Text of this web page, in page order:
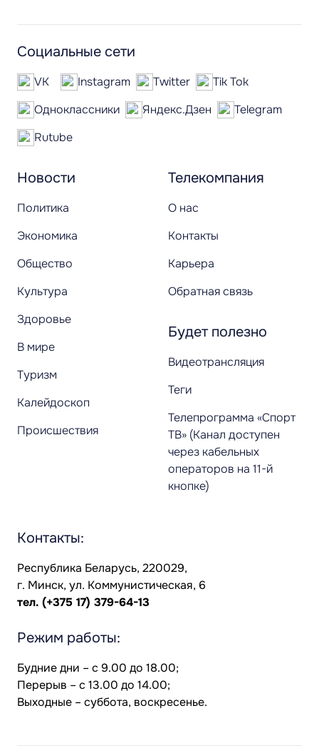
Новости
Политика
Экономика
Общество
Культура
Здоровье
В мире
Туризм
Калейдоскоп
Происшествия
Телекомпания
О нас
Контакты
Карьера
Обратная связь
Будет полезно
Видеотрансляция
Теги
Телепрограмма «Спорт
ТВ» (Канал доступен
через кабельных
операторов на 11-й
кнопке)
Социальные сети
VK Instagram Twitter
Tik Tok
Одноклассники
Яндекс.Дзен
Telegram
Rutube
Контакты:
Республика Беларусь, 220029,
г. Минск, ул. Коммунистическая, 6
тел. (+375 17) 379-64-13
Режим работы:
Будние дни – с 9.00 до 18.00;
Перерыв – с 13.00 до 14.00;
Выходные – суббота, воскресенье.